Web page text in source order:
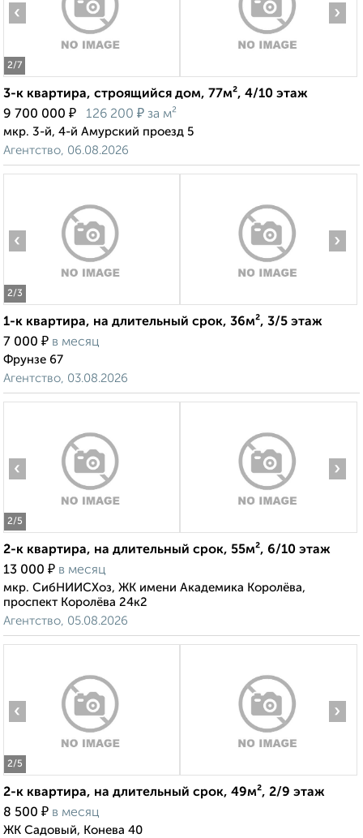
2/7
‹ ›
3-к квартира, строящийся дом, 77м², 4/10 этаж
9 700 000 ₽ 126 200 ₽ за м²
мкр. 3-й, 4-й Амурский проезд 5
Агентство, 06.08.2026
2/3
‹ ›
1-к квартира, на длительный срок, 36м², 3/5 этаж
7 000 ₽ в месяц
Фрунзе 67
Агентство, 03.08.2026
2/5
‹ ›
2-к квартира, на длительный срок, 55м², 6/10 этаж
13 000 ₽ в месяц
мкр. СибНИИСХоз, ЖК имени Академика Королёва,
проспект Королёва 24к2
Агентство, 05.08.2026
2/5
‹ ›
2-к квартира, на длительный срок, 49м², 2/9 этаж
8 500 ₽ в месяц
ЖК Садовый, Конева 40